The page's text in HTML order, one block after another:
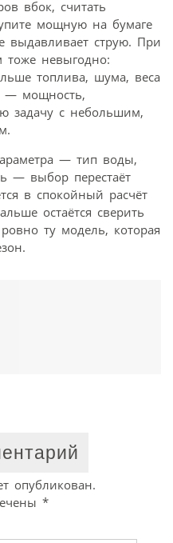
вбок, считать
мощную на бумаге
выдавливает струю. При
тоже невыгодно:
топлива, шума, веса
— мощность,
задачу с небольшим,
— тип воды,
— выбор перестаёт
в спокойный расчёт
остаётся сверить
ту модель, которая
опубликован.
*